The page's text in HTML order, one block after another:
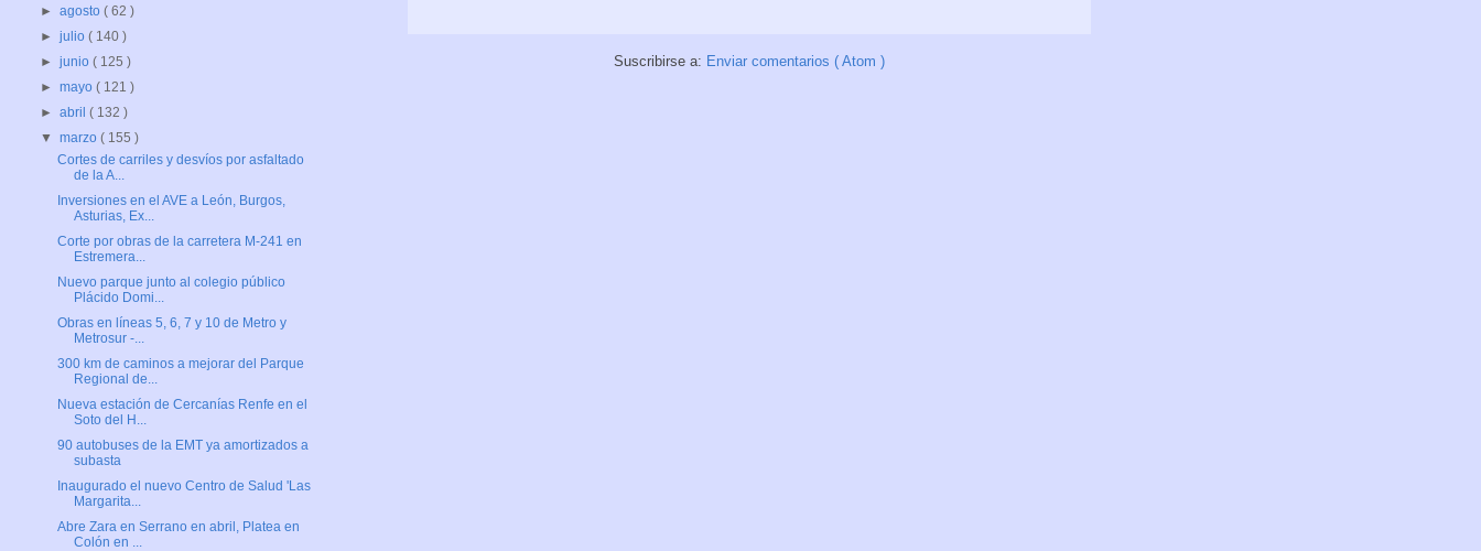
Suscribirse a: Enviar comentarios ( Atom )
►agosto( 62 )
►julio( 140 )
►junio( 125 )
►mayo( 121 )
►abril( 132 )
▼marzo( 155 )
Cortes de carriles y desvíos por asfaltado
de la A...
Inversiones en el AVE a León, Burgos,
Asturias, Ex...
Corte por obras de la carretera M-241 en
Estremera...
Nuevo parque junto al colegio público
Plácido Domi...
Obras en líneas 5, 6, 7 y 10 de Metro y
Metrosur -...
300 km de caminos a mejorar del Parque
Regional de...
Nueva estación de Cercanías Renfe en el
Soto del H...
90 autobuses de la EMT ya amortizados a
subasta
Inaugurado el nuevo Centro de Salud 'Las
Margarita...
Abre Zara en Serrano en abril, Platea en
Colón en ...